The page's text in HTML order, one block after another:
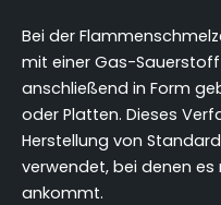
Bei der
mit einer Gas-
anschließend in Form
oder Platten. Dieses
Herstellung von
verwendet, bei denen
ankommt.